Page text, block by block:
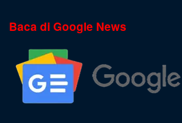
Baca di Google News